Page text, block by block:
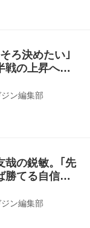
ろ決めたい｣
戦の上昇へ
する姿勢が
ン編集部
哉の鋭敏。｢先
勝てる自信が
アゴもデビュ
い
ン編集部